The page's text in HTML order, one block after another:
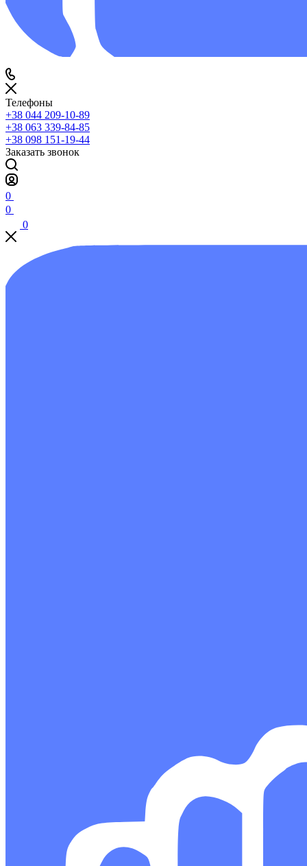
Телефоны
+38 044 209-10-89
+38 063 339-84-85
+38 098 151-19-44
Заказать звонок
0
0
0